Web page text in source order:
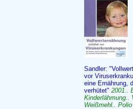
Sandler:
vor
eine Ernährung,
verhütet" 2001..
Kinderlähmung..
Weißmehl.. Polio